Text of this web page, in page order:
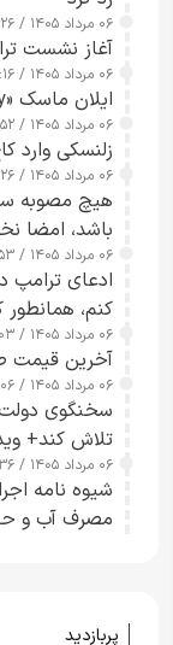
۰۶ مرداد ۱۴۰۵ / ۱۹:۲۶
آغاز نشست
۰۶ مرداد ۱۴۰۵ / ۱۹:۱۶
ایلان ماسک «X Money» را در آمریکا راه‌اندازی کرد
۰۶ مرداد ۱۴۰۵ / ۱۸:۵۲
زلنسکی وارد
۰۶ مرداد ۱۴۰۵ / ۱۸:۲۶
هیچ مصوبه
باشد، امضا
چارچوب
۰۶ مرداد ۱۴۰۵ / ۱۶:۵۳
ادعای ترامپ
کنم،
راحت می‌توانم
ساعت از بین
۰۶ مرداد ۱۴۰۵ / ۱۳:۰۳
آخرین قیمت طلا،
۰۶ مرداد ۱۴۰۵ / ۱۲:۰۶
سخنگوی
تلاش کند+
۰۶ مرداد ۱۴۰۵ / ۱۰:۳۶
شیوه نامه
مصرف آب و
پربازدید